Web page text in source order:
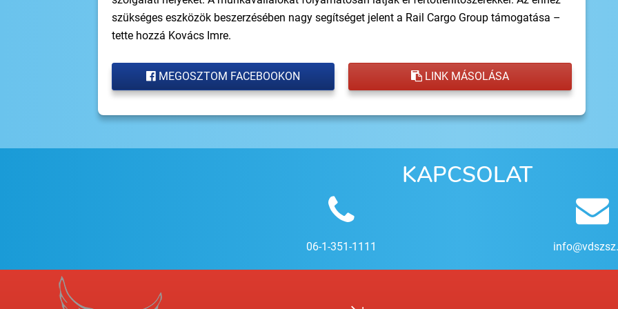
szükséges eszközök beszerzésében nagy segítséget jelent a Rail Cargo Group támogatása –
tette hozzá Kovács Imre.
MEGOSZTOM FACEBOOKON LINK MÁSOLÁSA
KAPCSOLAT
06-1-351-1111